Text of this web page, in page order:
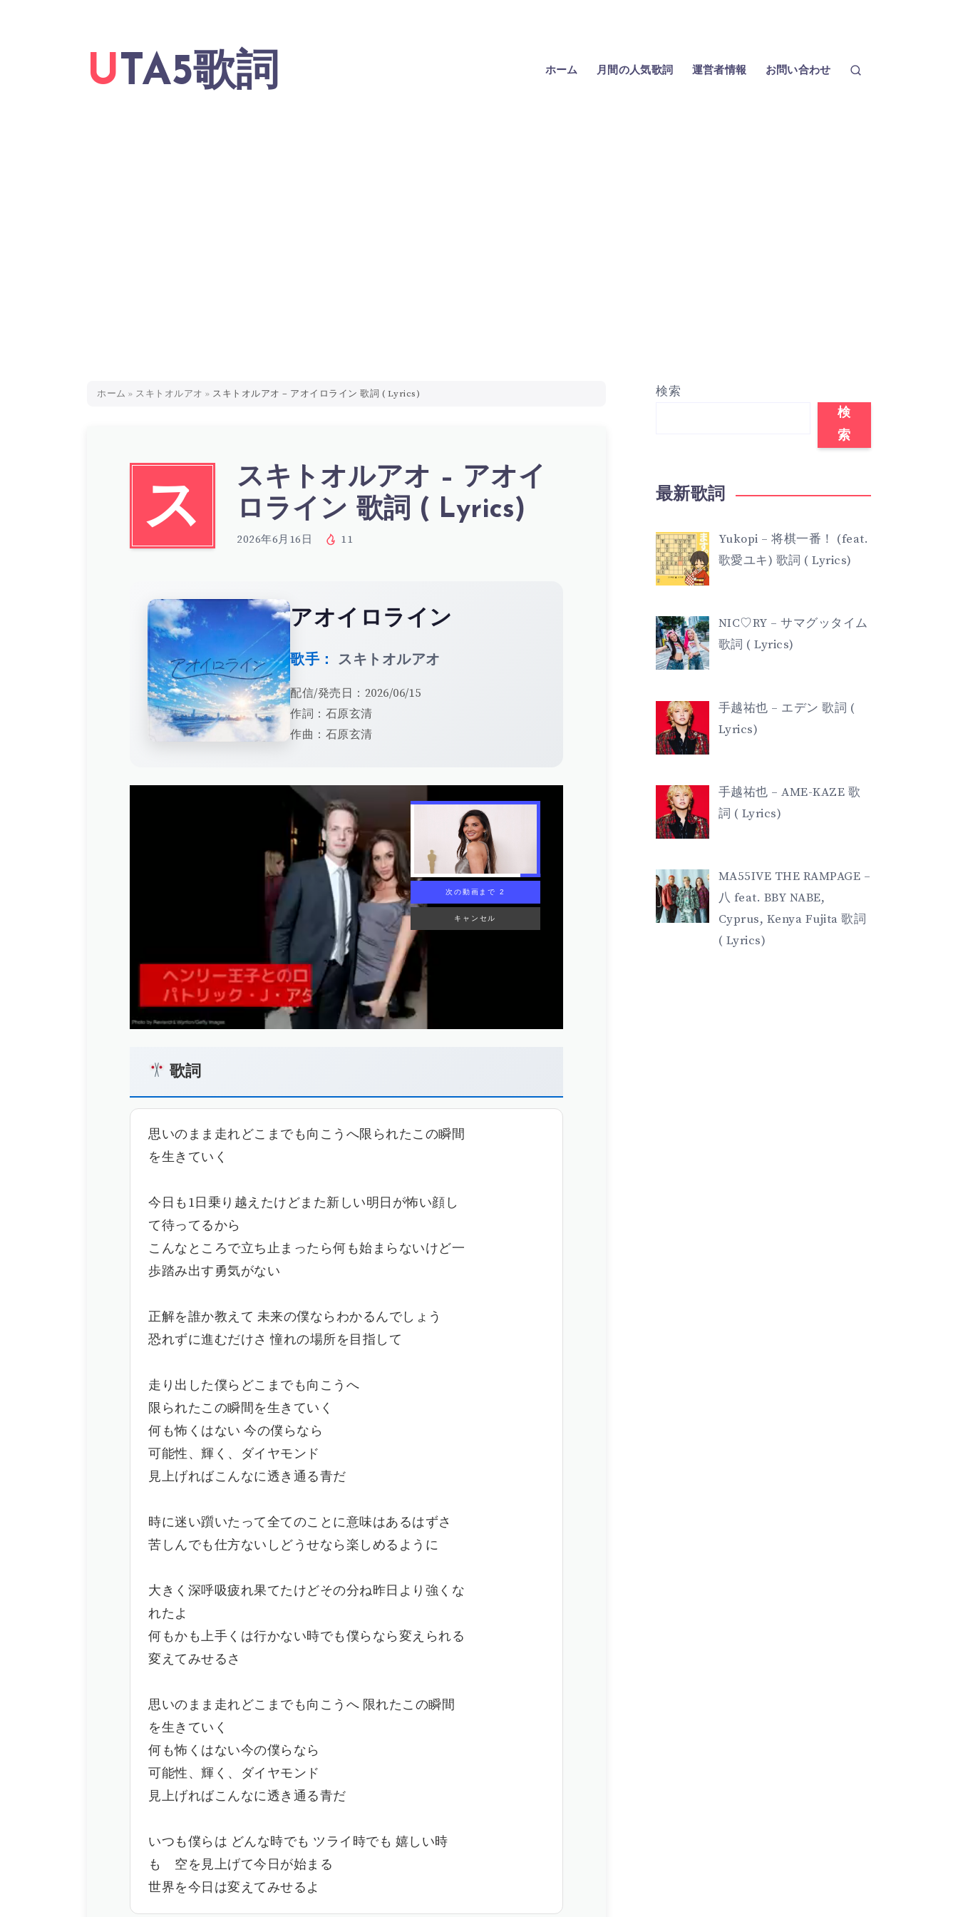
UTA5歌詞 ホーム 月間の人気歌詞 運営者情報 お問い合わせ
ホーム » スキトオルアオ » スキトオルアオ – アオイロライン 歌詞 ( Lyrics)
ス
スキトオルアオ – アオイ
ロライン 歌詞 ( Lyrics)
2026年6月16日 11
アオイロライン
歌手： スキトオルアオ
配信/発売日：2026/06/15
作詞：石原玄清
作曲：石原玄清
次の動画まで 1
キャンセル
歌詞
思いのまま走れどこまでも向こうへ限られたこの瞬間
を生きていく
今日も1日乗り越えたけどまた新しい明日が怖い顔し
て待ってるから
こんなところで立ち止まったら何も始まらないけど一
歩踏み出す勇気がない
正解を誰か教えて 未来の僕ならわかるんでしょう
恐れずに進むだけさ 憧れの場所を目指して
走り出した僕らどこまでも向こうへ
限られたこの瞬間を生きていく
何も怖くはない 今の僕らなら
可能性、輝く、ダイヤモンド
見上げればこんなに透き通る青だ
時に迷い躓いたって全てのことに意味はあるはずさ
苦しんでも仕方ないしどうせなら楽しめるように
大きく深呼吸疲れ果てたけどその分ね昨日より強くな
れたよ
何もかも上手くは行かない時でも僕らなら変えられる
変えてみせるさ
思いのまま走れどこまでも向こうへ 限れたこの瞬間
を生きていく
何も怖くはない今の僕らなら
可能性、輝く、ダイヤモンド
見上げればこんなに透き通る青だ
いつも僕らは どんな時でも ツライ時でも 嬉しい時
も 空を見上げて今日が始まる
世界を今日は変えてみせるよ
検索
検
索
最新歌詞
Yukopi – 将棋一番！ (feat.
歌愛ユキ) 歌詞 ( Lyrics)
NIC♡RY – サマグッタイム
歌詞 ( Lyrics)
手越祐也 – エデン 歌詞 (
Lyrics)
手越祐也 – AME-KAZE 歌
詞 ( Lyrics)
MA55IVE THE RAMPAGE –
八 feat. BBY NABE,
Cyprus, Kenya Fujita 歌詞
( Lyrics)